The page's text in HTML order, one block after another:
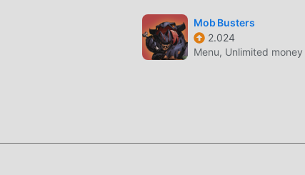
un estilo artístico único, y sus gráficos, mapas y
card fanáticos, y en comparación con los juegos
motor virtual actualizado y ha realizado mejoras audaces.
que todos los amantes de los juegos de card puedan
Mob Busters
2.024
Menu, Unlimited money